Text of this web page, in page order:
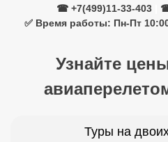
☎ +7(499)11-33-403
✅ Время работы: Пн-Пт
Узнайте
Туры на
Сетевые отели Маврикия